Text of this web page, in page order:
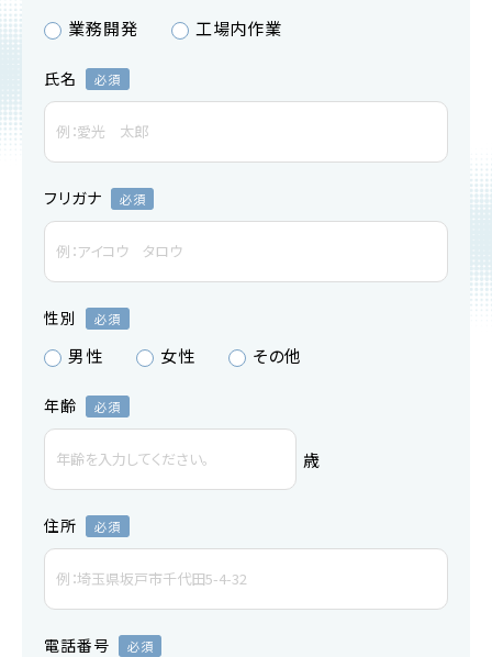
業務開発
工場内作業
氏名
フリガナ
性別
男性 女性 その他
年齢
歳
住所
電話番号